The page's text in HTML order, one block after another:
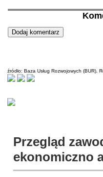
Przegląd
ekonomiczno
źródło: Baza Usług Rozwojowych (BUR),